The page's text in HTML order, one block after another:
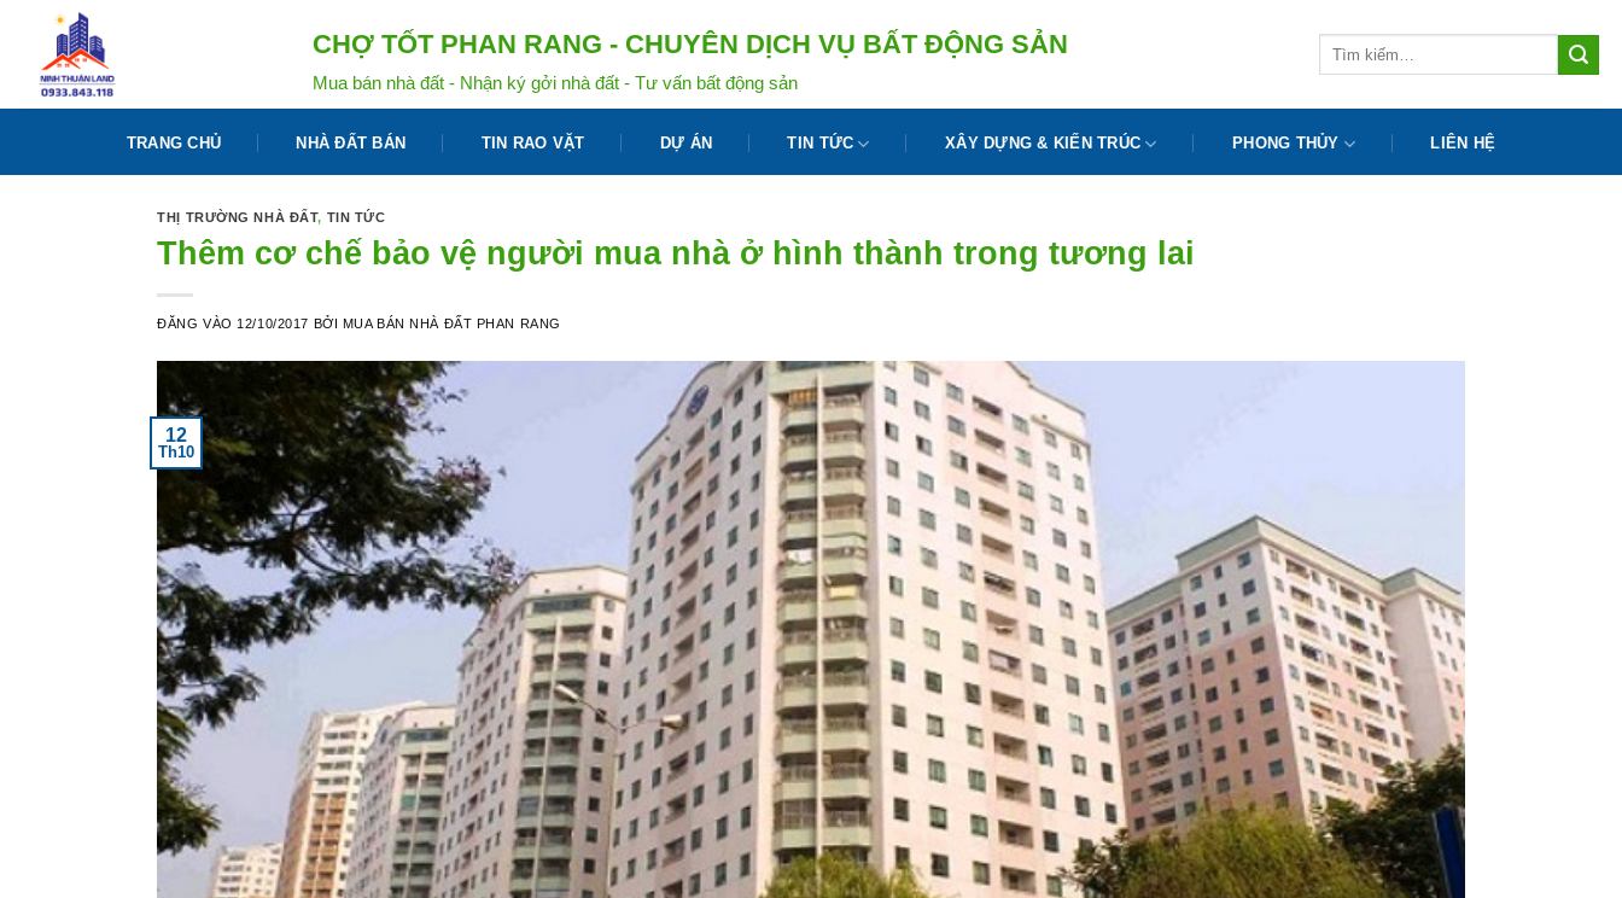
dung
CHỢ TỐT PHAN RANG - CHUYÊN DỊCH VỤ BẤT ĐỘNG SẢN
Mua bán nhà đất - Nhận ký gởi nhà đất - Tư vấn bất động sản
TRANG CHỦ NHÀ ĐẤT BÁN TIN RAO VẶT DỰ ÁN TIN TỨC XÂY DỰNG & KIẾN TRÚC PHONG THỦY LIÊN HỆ
THỊ TRƯỜNG NHÀ ĐẤT, TIN TỨC
Thêm cơ chế bảo vệ người mua nhà ở hình thành trong tương lai
ĐĂNG VÀO 12/10/2017 BỞI MUA BÁN NHÀ ĐẤT PHAN RANG
12
Th10